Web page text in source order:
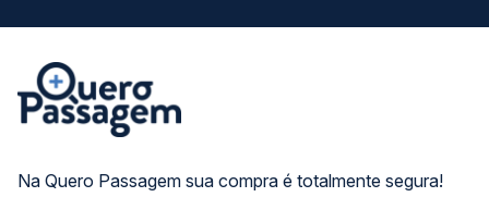
Na Quero Passagem sua compra é totalmente segura!